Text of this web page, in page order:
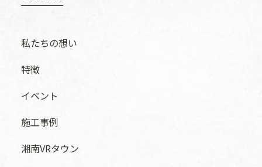
私たちの想い
特徴
イベント
施工事例
湘南VRタウン